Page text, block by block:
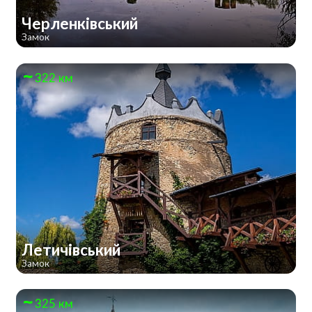
Черленківський
Замок
322 км
Летичівський
Замок
325 км